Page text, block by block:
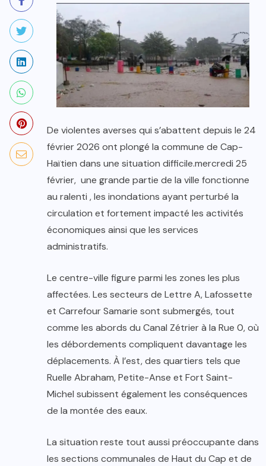
De violentes averses qui s’abattent depuis le 24
février 2026 ont plongé la commune de Cap-
Haïtien dans une situation difficile.mercredi 25
février, une grande partie de la ville fonctionne
au ralenti , les inondations ayant perturbé la
circulation et fortement impacté les activités
économiques ainsi que les services
administratifs.
Le centre-ville figure parmi les zones les plus
affectées. Les secteurs de Lettre A, Lafossette
et Carrefour Samarie sont submergés, tout
comme les abords du Canal Zétrier à la Rue 0, où
les débordements compliquent davantage les
déplacements. À l’est, des quartiers tels que
Ruelle Abraham, Petite-Anse et Fort Saint-
Michel subissent également les conséquences
de la montée des eaux.
La situation reste tout aussi préoccupante dans
les sections communales de Haut du Cap et de